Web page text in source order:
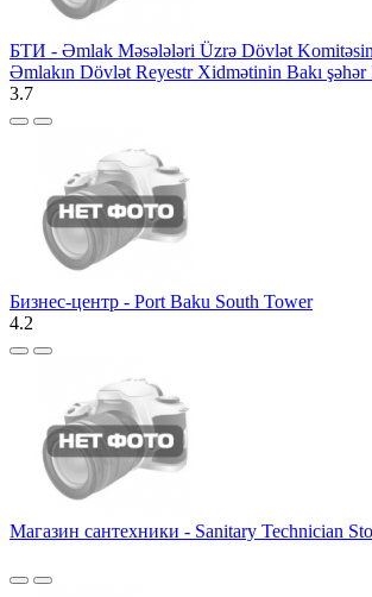
БТИ - Əmlak Məsələləri Üzrə Dövlət
Əmlakın Dövlət Reyestr Xidmətinin Bakı şəhər
3.7
Бизнес-центр - Port Baku South Tower
4.2
Магазин сантехники - Sanitary Technician